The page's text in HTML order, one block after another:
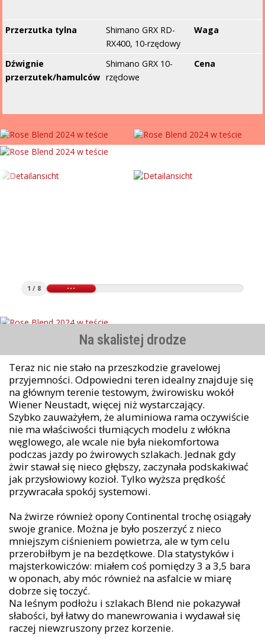
Przerzutka tylna
Shimano GRX RD-
RX400, 10-rzędowy
Waga
Dźwignie
przerzutek/hamulców
Shimano GRX 10-
rzędowe
Cena
1 / 8
Na skalistej drodze
Teraz nic nie stało na przeszkodzie gravelowej
przyjemności. Odpowiedni teren idealny znajduje się
na głównym terenie testowym, żwirowisku wokół
Wiener Neustadt, więcej niż wystarczający.
Szybko zauważyłem, że aluminiowa rama oczywiście
nie ma właściwości tłumiących modelu z włókna
węglowego, ale wcale nie była niekomfortowa
podczas jazdy po żwirowych szlakach. Jednak gdy
żwir stawał się nieco głębszy, zaczynała podskakiwać
jak przysłowiowy kozioł. Tylko wyższa prędkość
przywracała spokój systemowi.
Na żwirze również opony Continental trochę osiągały
swoje granice. Można je było poszerzyć z nieco
mniejszym ciśnieniem powietrza, ale w tym celu
przerobiłbym je na bezdętkowe. Dla statystyków i
majsterkowiczów: miałem coś pomiędzy 3 a 3,5 bara
w oponach, aby móc również na asfalcie w miarę
dobrze się toczyć.
Na leśnym podłożu i szlakach Blend nie pokazywał
słabości, był łatwy do manewrowania i wydawał się
raczej niewzruszony przez korzenie.